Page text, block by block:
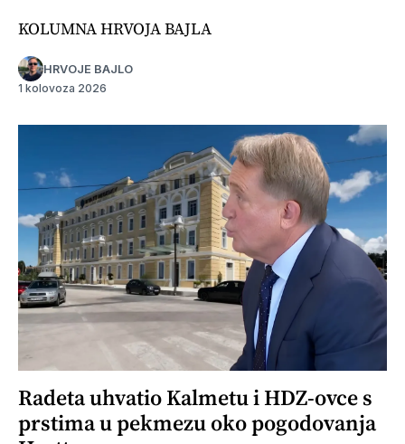
KOLUMNA HRVOJA BAJLA
HRVOJE BAJLO
1 kolovoza 2026
Radeta uhvatio Kalmetu i HDZ-ovce s
prstima u pekmezu oko pogodovanja